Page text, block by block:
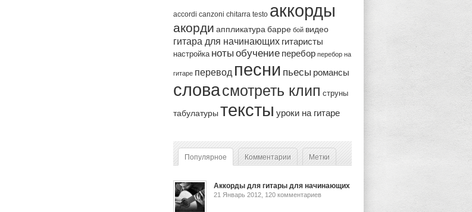
accordi canzoni chitarra testo аккорды
акорди аппликатура барре бой видео
гитара для начинающих гитаристы
настройка ноты обучение перебор перебор на
гитаре перевод песни пьесы романсы
словасмотреть клип струны
табулатуры тексты уроки на гитаре
Популярное Комментарии Метки
Аккорды для гитары для начинающих
21 Январь 2012, 120 комментариев